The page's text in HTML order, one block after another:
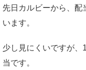
先日カルビーから、配
います。
少し見にくいですが
当です。